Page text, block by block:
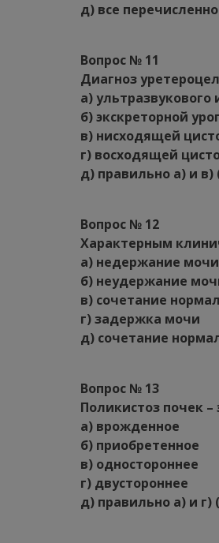
д) все
Вопрос № 11
Диагноз
а) ультразвукового
б) экскреторной
в) нисходящей
г) восходящей
д) правильно а) и в)
Вопрос № 12
Характерным
а) недержание мочи
б) неудержание
в) сочетание
г) задержка мочи
д) сочетание
Вопрос № 13
Поликистоз почек –
а) врожденное
б) приобретенное
в) одностороннее
г) двустороннее
д) правильно а) и г)